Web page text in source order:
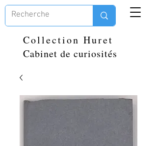
Collection Huret
Cabinet de curiosités